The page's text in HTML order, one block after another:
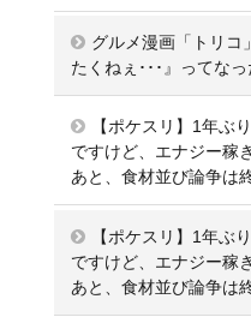
グルメ漫画「トリコ
たくねぇ･･･』ってな
【ポケスリ】1年ぶ
ですけど、エナジー稼
あと、食材並び論争は
【ポケスリ】1年ぶ
ですけど、エナジー稼
あと、食材並び論争は